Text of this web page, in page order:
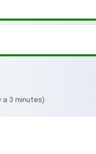
a 3 minutes)